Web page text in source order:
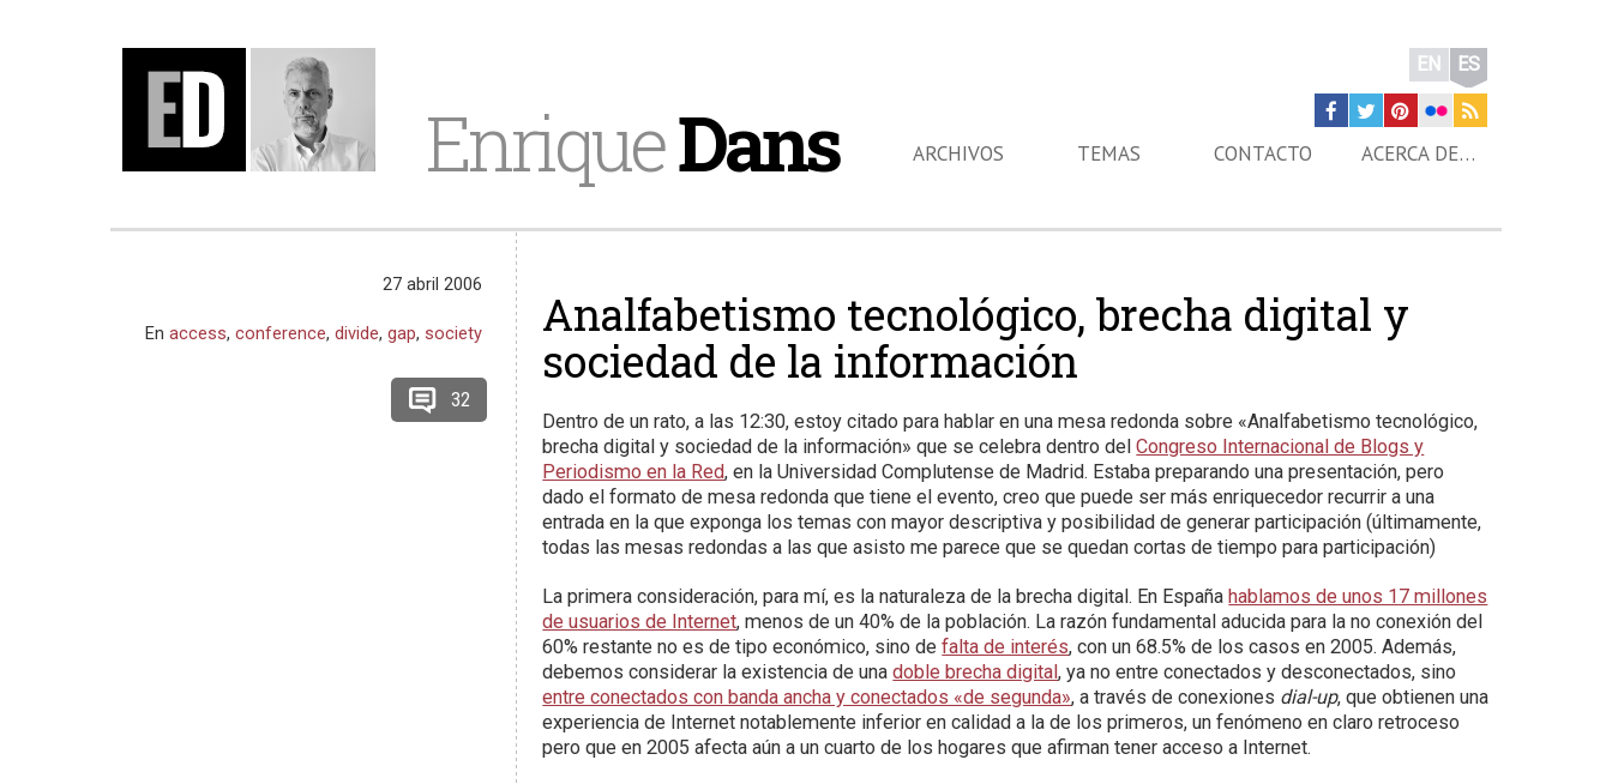
EnriqueDans
EN ES
ARCHIVOS TEMAS CONTACTO ACERCA DE…
Analfabetismo tecnológico, brecha digital y
sociedad de la información
Dentro de un rato, a las 12:30, estoy citado para hablar en una mesa redonda sobre «Analfabetismo tecnológico,
brecha digital y sociedad de la información» que se celebra dentro delCongreso Internacional de Blogs y
Periodismo en la Red, en la Universidad Complutense de Madrid. Estaba preparando una presentación, pero
dado el formato de mesa redonda que tiene el evento, creo que puede ser más enriquecedor recurrir a una
entrada en la que exponga los temas con mayor descriptiva y posibilidad de generar participación (últimamente,
todas las mesas redondas a las que asisto me parece que se quedan cortas de tiempo para participación)
La primera consideración, para mí, es la naturaleza de la brecha digital. En Españahablamos de unos 17 millones
de usuarios de Internet, menos de un 40% de la población. La razón fundamental aducida para la no conexión del
60% restante no es de tipo económico, sino defalta de interés, con un 68.5% de los casos en 2005. Además,
debemos considerar la existencia de unadoble brecha digital, ya no entre conectados y desconectados, sino
entre conectados con banda ancha y conectados «de segunda», a través de conexiones dial-up, que obtienen una
experiencia de Internet notablemente inferior en calidad a la de los primeros, un fenómeno en claro retroceso
pero que en 2005 afecta aún a un cuarto de los hogares que afirman tener acceso a Internet.
27 abril 2006
Enaccess,conference,divide,gap, society
32